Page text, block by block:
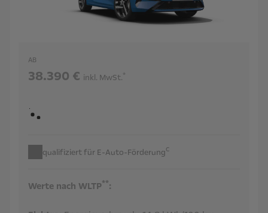
AB
38.390 € inkl. MwSt.*
qualifiziert für E-Auto-Förderungc
Werte nach WLTP**: